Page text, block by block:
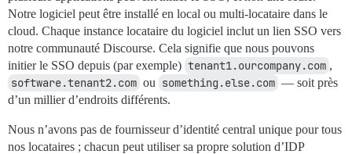
Notre logiciel peut être installé en local ou multi-locataire dans le
cloud. Chaque instance locataire du logiciel inclut un lien SSO vers
notre communauté Discourse. Cela signifie que nous pouvons
initier le SSO depuis (par exemple) tenant1.ourcompany.com ,
software.tenant2.com ou something.else.com — soit près
d’un millier d’endroits différents.
Nous n’avons pas de fournisseur d’identité central unique pour tous
nos locataires ; chacun peut utiliser sa propre solution d’IDP